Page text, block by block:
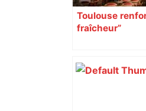
Toulouse
fraîcheur”